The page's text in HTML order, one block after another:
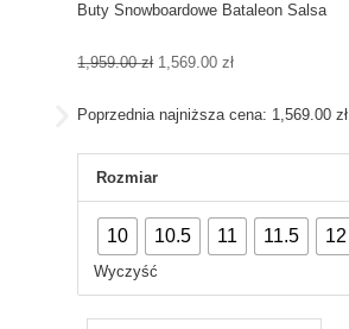
Buty Snowboardowe Bataleon Salsa
1,959.00zł Pierwotna
wynosiła:
1,569.00złAktualna
wynosi:
Poprzednia najniższa cena: 1,569.00zł
Rozmiar
10 10.5 11 11.5 12
Wyczyść
Snowboardowe
BATALEON
SALSA
Green